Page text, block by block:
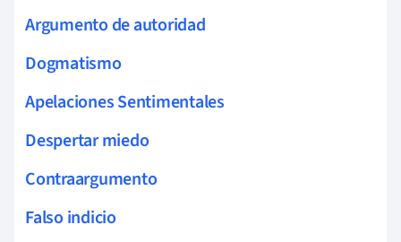
Argumento de autoridad
Dogmatismo
Apelaciones Sentimentales
Despertar miedo
Contraargumento
Falso indicio